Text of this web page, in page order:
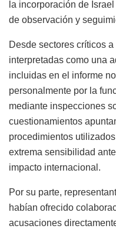
la incorporación de
de observación y
Desde sectores críticos
interpretadas como una
incluidas en el informe
personalmente por la
mediante inspecciones
cuestionamientos
procedimientos
extrema sensibilidad
impacto internacional.
Por su parte,
habían ofrecido
acusaciones